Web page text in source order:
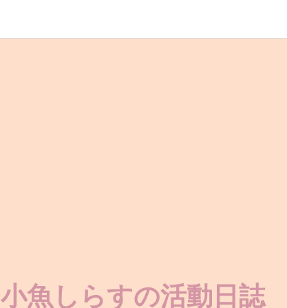
小魚しらすの活動日誌